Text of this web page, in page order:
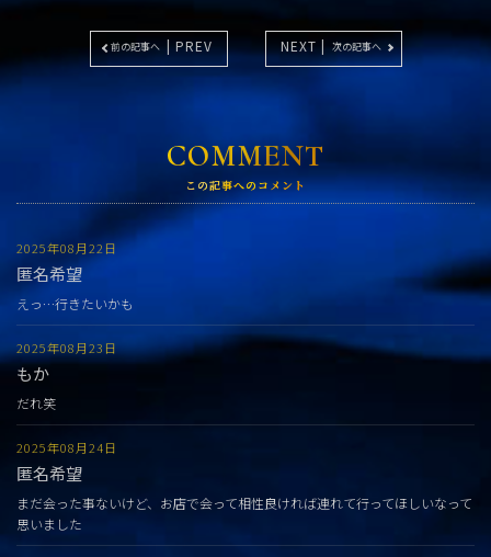
前の記事へ| PREV NEXT |次の記事へ
COMMENT
この記事へのコメント
2025年08月22日
匿名希望
えっ…行きたいかも
2025年08月23日
もか
だれ笑
2025年08月24日
匿名希望
まだ会った事ないけど、お店で会って相性良ければ連れて行ってほしいなって
思いました